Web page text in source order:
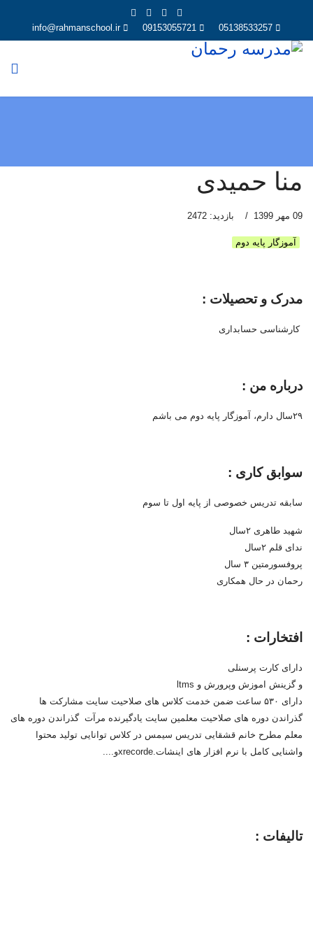
05138533257
09153055721
info@rahmanschool.ir
منا حمیدی
09 مهر 1399 بازدید: 2472
آموزگار پایه دوم
مدرک و تحصیلات :
کارشناسی حسابداری
درباره من :
۲۹سال دارم، آموزگار پایه دوم می باشم
سوابق کاری :
سابقه تدریس خصوصی از پایه اول تا سوم
شهید طاهری ۲سال
ندای قلم ۲سال
پروفسورمتین ۳ سال
رحمان در حال همکاری
افتخارات :
دارای کارت پرسنلی
و گزینش اموزش وپرورش و ltms
دارای ۵۳۰ ساعت ضمن خدمت کلاس های صلاحیت سایت مشارکت ها
گذراندن دوره های صلاحیت معلمین سایت یادگیرنده مرآت گذراندن دوره های
معلم مطرح خانم قشقایی تدریس سیمس در کلاس توانایی تولید محتوا
واشنایی کامل با نرم افزار های اینشات.xrecordeو....
تالیفات :